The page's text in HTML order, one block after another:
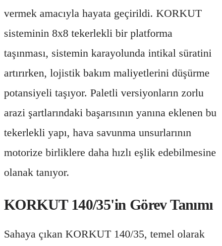
vermek amacıyla hayata geçirildi. KORKUT
sisteminin 8x8 tekerlekli bir platforma
taşınması, sistemin karayolunda intikal süratini
artırırken, lojistik bakım maliyetlerini düşürme
potansiyeli taşıyor. Paletli versiyonların zorlu
arazi şartlarındaki başarısının yanına eklenen bu
tekerlekli yapı, hava savunma unsurlarının
motorize birliklere daha hızlı eşlik edebilmesine
olanak tanıyor.
KORKUT 140/35'in Görev Tanımı
Sahaya çıkan KORKUT 140/35, temel olarak